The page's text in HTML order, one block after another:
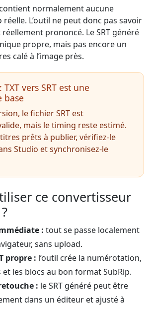
normalement aucune
L’outil ne peut donc pas savoir
prononcé. Le SRT généré
propre, mais pas encore un
calé à l’image près.
vers SRT est une
base
le fichier SRT est
mais le timing reste estimé.
prêts à publier, vérifiez-le
Studio et synchronisez-le
ce convertisseur
: tout se passe localement
sans upload.
propre : l’outil crée la numérotation,
et les blocs au bon format SubRip.
: le SRT généré peut être
dans un éditeur et ajusté à